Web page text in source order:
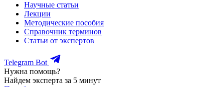
Научные статьи
Лекции
Методические пособия
Справочник терминов
Статьи от экспертов
Telegram Bot
Нужна помощь?
Найдем эксперта за 5 минут